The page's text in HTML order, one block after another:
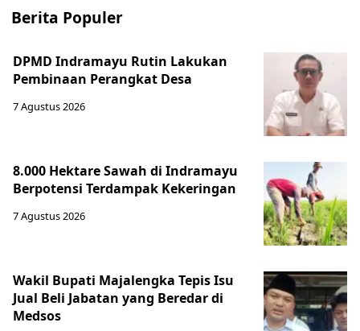
Berita Populer
DPMD Indramayu Rutin Lakukan
Pembinaan Perangkat Desa
7 Agustus 2026
8.000 Hektare Sawah di Indramayu
Berpotensi Terdampak Kekeringan
7 Agustus 2026
Wakil Bupati Majalengka Tepis Isu
Jual Beli Jabatan yang Beredar di
Medsos